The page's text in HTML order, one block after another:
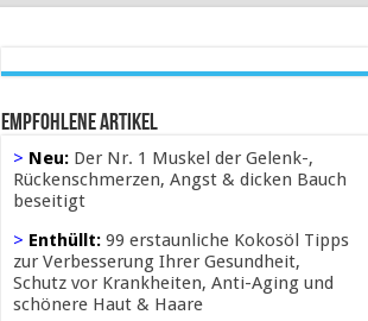
Empfohlene Artikel
> Neu: Der Nr. 1 Muskel der Gelenk-,
Rückenschmerzen, Angst & dicken Bauch
beseitigt
> Enthüllt: 99 erstaunliche Kokosöl Tipps
zur Verbesserung Ihrer Gesundheit,
Schutz vor Krankheiten, Anti-Aging und
schönere Haut & Haare